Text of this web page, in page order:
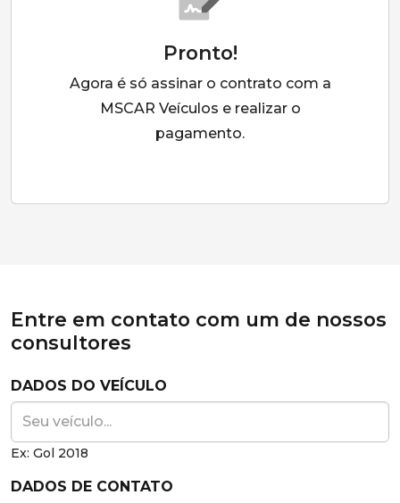
Pronto!
Agora é só assinar o contrato com a
MSCAR Veículos e realizar o
pagamento.
Entre em contato com um de nossos
consultores
DADOS DO VEÍCULO
Ex: Gol 2018
DADOS DE CONTATO